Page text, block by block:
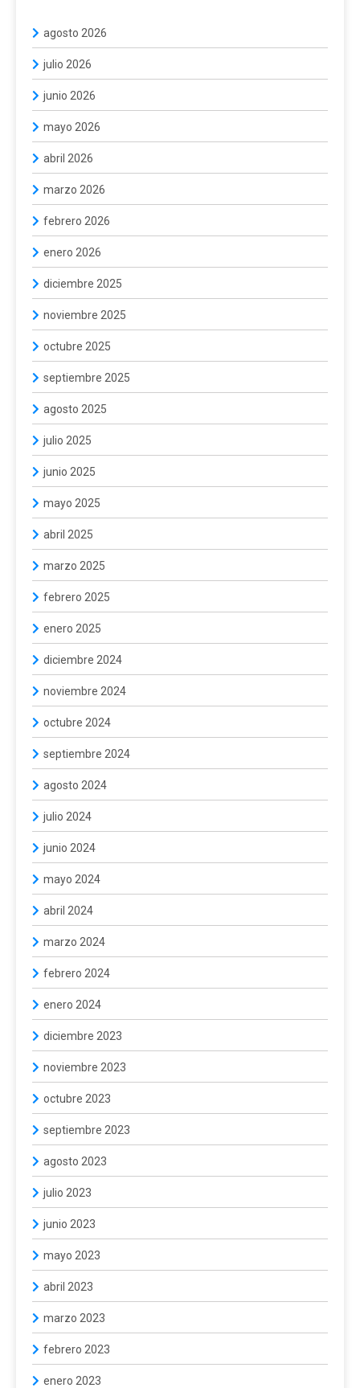
agosto 2026
julio 2026
junio 2026
mayo 2026
abril 2026
marzo 2026
febrero 2026
enero 2026
diciembre 2025
noviembre 2025
octubre 2025
septiembre 2025
agosto 2025
julio 2025
junio 2025
mayo 2025
abril 2025
marzo 2025
febrero 2025
enero 2025
diciembre 2024
noviembre 2024
octubre 2024
septiembre 2024
agosto 2024
julio 2024
junio 2024
mayo 2024
abril 2024
marzo 2024
febrero 2024
enero 2024
diciembre 2023
noviembre 2023
octubre 2023
septiembre 2023
agosto 2023
julio 2023
junio 2023
mayo 2023
abril 2023
marzo 2023
febrero 2023
enero 2023